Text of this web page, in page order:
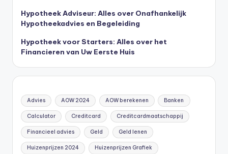
Hypotheek Adviseur: Alles over Onafhankelijk
Hypotheekadvies en Begeleiding
Hypotheek voor Starters: Alles over het
Financieren van Uw Eerste Huis
Advies AOW 2024 AOW berekenen Banken
Calculator Creditcard Creditcardmaatschappij
Financieel advies Geld Geld lenen
Huizenprijzen 2024 Huizenprijzen Grafiek